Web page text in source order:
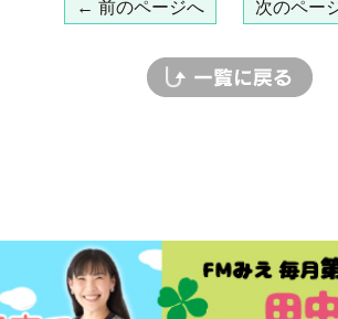
← 前のページへ 次のペー